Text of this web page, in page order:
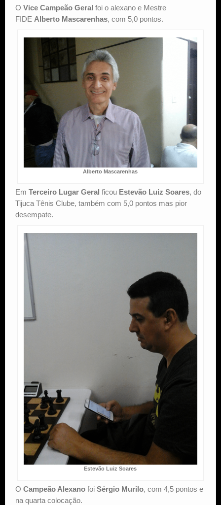
O Vice Campeão Geral foi o alexano e Mestre
FIDE Alberto Mascarenhas, com 5,0 pontos.
Alberto Mascarenhas
Em Terceiro Lugar Geral ficou Estevão Luiz Soares, do
Tijuca Tênis Clube, também com 5,0 pontos mas pior
desempate.
Estevão Luiz Soares
O Campeão Alexano foi Sérgio Murilo, com 4,5 pontos e
na quarta colocação.